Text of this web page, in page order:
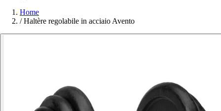
Home
/ Haltère regolabile in acciaio Avento